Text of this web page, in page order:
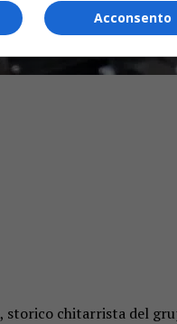
, storico chitarrista del
Acconsento